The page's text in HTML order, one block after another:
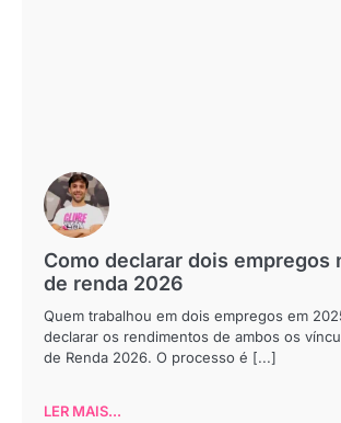
Como declarar dois empregos
de renda 2026
Quem trabalhou em dois empregos em
declarar os rendimentos de ambos os
de Renda 2026. O processo é [...]
LER MAIS...